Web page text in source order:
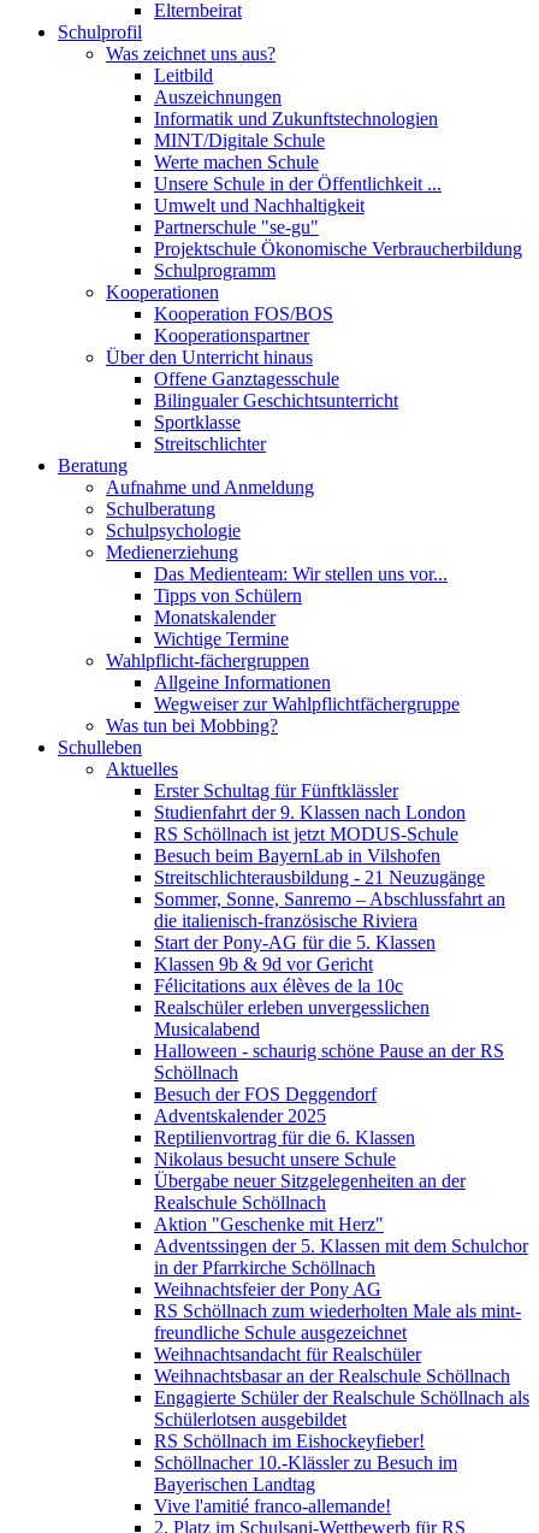
Elternbeirat
Schulprofil
Was zeichnet uns aus?
Leitbild
Auszeichnungen
Informatik und Zukunftstechnologien
MINT/Digitale Schule
Werte machen Schule
Unsere Schule in der Öffentlichkeit ...
Umwelt und Nachhaltigkeit
Partnerschule "se-gu"
Projektschule Ökonomische Verbraucherbildung
Schulprogramm
Kooperationen
Kooperation FOS/BOS
Kooperationspartner
Über den Unterricht hinaus
Offene Ganztagesschule
Bilingualer Geschichtsunterricht
Sportklasse
Streitschlichter
Beratung
Aufnahme und Anmeldung
Schulberatung
Schulpsychologie
Medienerziehung
Das Medienteam: Wir stellen uns vor...
Tipps von Schülern
Monatskalender
Wichtige Termine
Wahlpflicht-fächergruppen
Allgeine Informationen
Wegweiser zur Wahlpflichtfächergruppe
Was tun bei Mobbing?
Schulleben
Aktuelles
Erster Schultag für Fünftklässler
Studienfahrt der 9. Klassen nach London
RS Schöllnach ist jetzt MODUS-Schule
Besuch beim BayernLab in Vilshofen
Streitschlichterausbildung - 21 Neuzugänge
Sommer, Sonne, Sanremo – Abschlussfahrt an
die italienisch-französische Riviera
Start der Pony-AG für die 5. Klassen
Klassen 9b & 9d vor Gericht
Félicitations aux élèves de la 10c
Realschüler erleben unvergesslichen
Musicalabend
Halloween - schaurig schöne Pause an der RS
Schöllnach
Besuch der FOS Deggendorf
Adventskalender 2025
Reptilienvortrag für die 6. Klassen
Nikolaus besucht unsere Schule
Übergabe neuer Sitzgelegenheiten an der
Realschule Schöllnach
Aktion "Geschenke mit Herz"
Adventssingen der 5. Klassen mit dem Schulchor
in der Pfarrkirche Schöllnach
Weihnachtsfeier der Pony AG
RS Schöllnach zum wiederholten Male als mint-
freundliche Schule ausgezeichnet
Weihnachtsandacht für Realschüler
Weihnachtsbasar an der Realschule Schöllnach
Engagierte Schüler der Realschule Schöllnach als
Schülerlotsen ausgebildet
RS Schöllnach im Eishockeyfieber!
Schöllnacher 10.-Klässler zu Besuch im
Bayerischen Landtag
Vive l'amitié franco-allemande!
2. Platz im Schulsani-Wettbewerb für RS